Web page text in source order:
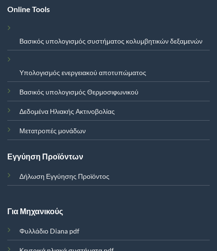
Online Tools
Βασικός υπολογισμός συστήματος κολυμβητικών δεξαμενών
Υπολογισμός ενεργειακού αποτυπώματος
Βασικός υπολογισμός Θερμοσιφωνικού
Δεδομένα Ηλιακής Ακτινοβολίας
Μετατροπές μονάδων
Εγγύηση Προϊόντων
Δήλωση Εγγύησης Προϊόντος
Για Μηχανικούς
Φυλλάδιο Diana pdf